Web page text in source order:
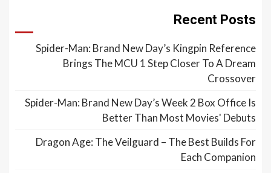
Recent Posts
Spider-Man: Brand New Day’s Kingpin Reference
Brings The MCU 1 Step Closer To A Dream
Crossover
Spider-Man: Brand New Day’s Week 2 Box Office Is
Better Than Most Movies' Debuts
Dragon Age: The Veilguard – The Best Builds For
Each Companion